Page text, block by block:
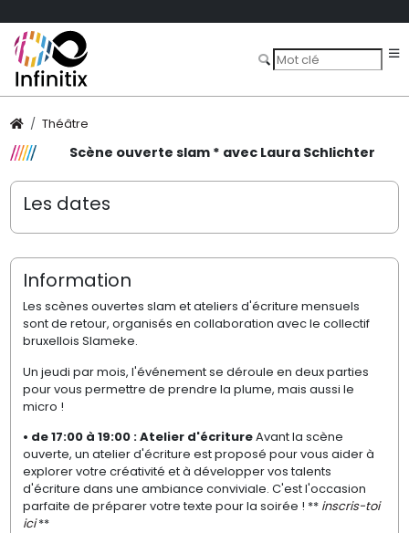
Théâtre
Scène ouverte slam * avec Laura Schlichter
Les dates
Information
Les scènes ouvertes slam et ateliers d'écriture mensuels
sont de retour, organisés en collaboration avec le collectif
bruxellois Slameke.
Un jeudi par mois, l'événement se déroule en deux parties
pour vous permettre de prendre la plume, mais aussi le
micro !
• de 17:00 à 19:00 : Atelier d'écritureAvant la scène
ouverte, un atelier d'écriture est proposé pour vous aider à
explorer votre créativité et à développer vos talents
d'écriture dans une ambiance conviviale. C'est l'occasion
parfaite de préparer votre texte pour la soirée ! **inscris-toi
ici **